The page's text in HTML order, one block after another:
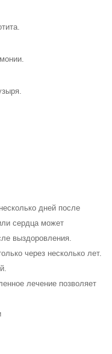
дней после
сердца может
выздоровления.
через несколько лет.
лечение позволяет